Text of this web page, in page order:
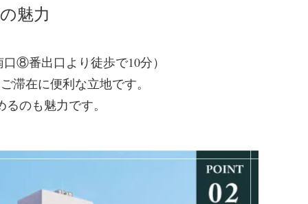
魅力
⑧番出口より徒歩で10分）
滞在に便利な立地です。
のも魅力です。